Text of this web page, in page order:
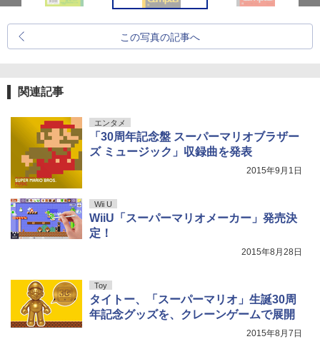
この写真の記事へ
関連記事
エンタメ
「30周年記念盤 スーパーマリオブラザー
ズ ミュージック」収録曲を発表
2015年9月1日
Wii U
WiiU「スーパーマリオメーカー」発売決
定！
2015年8月28日
Toy
タイトー、「スーパーマリオ」生誕30周
年記念グッズを、クレーンゲームで展開
2015年8月7日